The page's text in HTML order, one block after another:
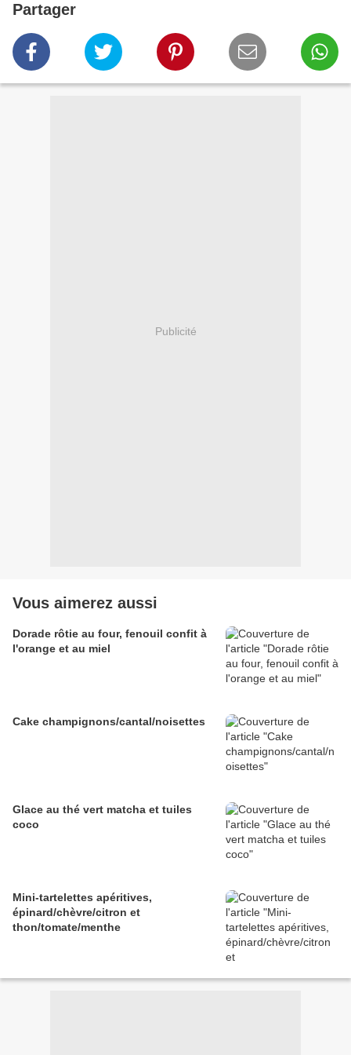
Partager
Publicité
Vous aimerez aussi
Dorade rôtie au four, fenouil confit à
l'orange et au miel
Cake champignons/cantal/noisettes
Glace au thé vert matcha et tuiles
coco
Mini-tartelettes apéritives,
épinard/chèvre/citron et
thon/tomate/menthe